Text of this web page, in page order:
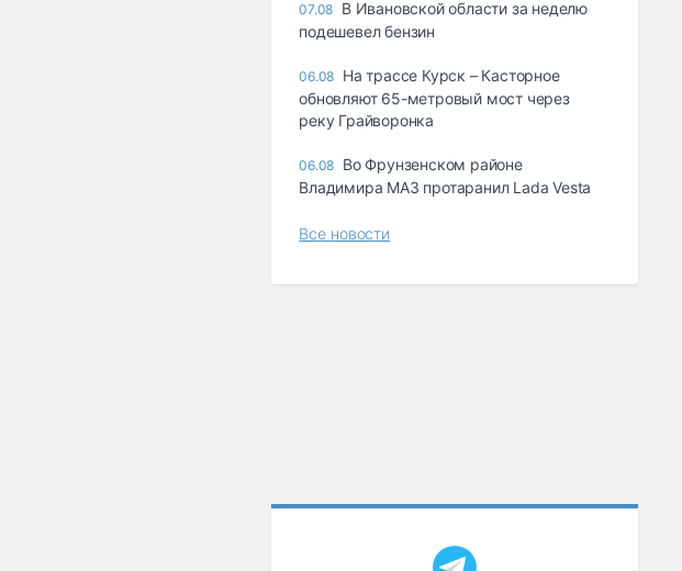
07.08 В Ивановской области за неделю
подешевел бензин
06.08 На трассе Курск – Касторное
обновляют 65-метровый мост через
реку Грайворонка
06.08 Во Фрунзенском районе
Владимира МАЗ протаранил Lada Vesta
Все новости